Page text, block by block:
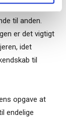
til anden.
er det vigtigt
idet
til
opgave at
endelige